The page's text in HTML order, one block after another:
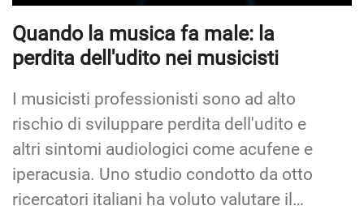
Quando la musica fa male: la
perdita dell'udito nei musicisti
I musicisti professionisti sono ad alto
rischio di sviluppare perdita dell'udito e
altri sintomi audiologici come acufene e
iperacusia. Uno studio condotto da otto
ricercatori italiani ha voluto valutare il…